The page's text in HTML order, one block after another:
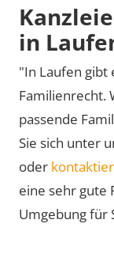
in
"In Laufen gibt
Familienrecht.
passende
Sie sich unter
oder
eine sehr gute
Umgebung für